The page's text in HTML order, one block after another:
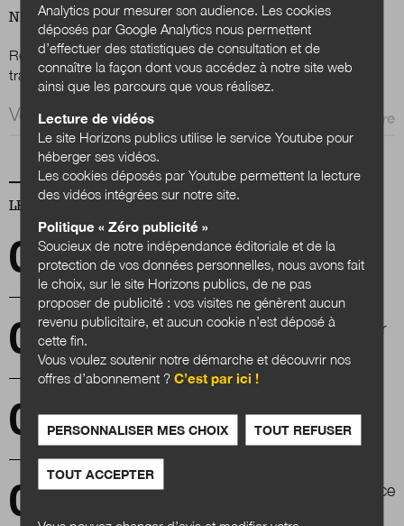
NEWSLETTER
Renseignez votre email afin de suivre l'actualité de la
transformation publique.
Email *
LES PLUS LUS
« Fonds vert » : les collectivités locales aux
avant-postes
Des idées et des pistes d’action pour susciter
des vocations publiques
accélérer les transitions
La prospective pour faire territoire, l'expérience
Analytics pour mesurer son audience. Les cookies
déposés par Google Analytics nous permettent
d’effectuer des statistiques de consultation et de
connaître la façon dont vous accédez à notre site web
ainsi que les parcours que vous réalisez.
Lecture de vidéos
Le site Horizons publics utilise le service Youtube pour
héberger ses vidéos.
Les cookies déposés par Youtube permettent la lecture
des vidéos intégrées sur notre site.
Politique « Zéro publicité »
Soucieux de notre indépendance éditoriale et de la
protection de vos données personnelles, nous avons fait
le choix, sur le site Horizons publics, de ne pas
proposer de publicité : vos visites ne génèrent aucun
revenu publicitaire, et aucun cookie n’est déposé à
cette fin.
Vous voulez soutenir notre démarche et découvrir nos
offres d’abonnement ?C’est par ici !
PERSONNALISER MES CHOIX TOUT REFUSER
TOUT ACCEPTER